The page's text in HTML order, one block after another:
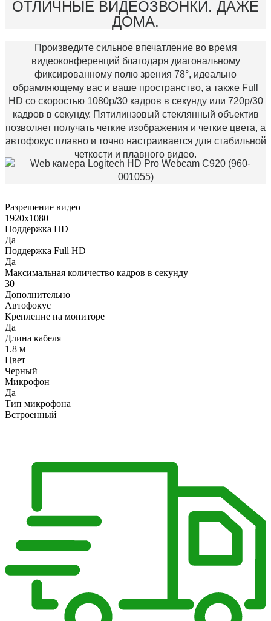
ОТЛИЧНЫЕ ВИДЕОЗВОНКИ. ДАЖЕ
ДОМА.
Произведите сильное впечатление во время
видеоконференций благодаря диагональному
фиксированному полю зрения 78°, идеально
обрамляющему вас и ваше пространство, а также Full
HD со скоростью 1080p/30 кадров в секунду или 720p/30
кадров в секунду. Пятилинзовый стеклянный объектив
позволяет получать четкие изображения и четкие цвета, а
автофокус плавно и точно настраивается для стабильной
четкости и плавного видео.
Разрешение видео
1920х1080
Поддержка HD
Да
Поддержка Full HD
Да
Максимальная количество кадров в секунду
30
Дополнительно
Автофокус
Крепление на мониторе
Да
Длина кабеля
1.8 м
Цвет
Черный
Микрофон
Да
Тип микрофона
Встроенный